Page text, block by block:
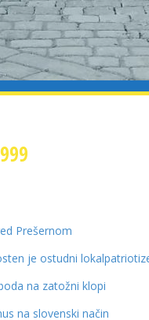
Prešernom
je ostudni
na zatožni klopi
na slovenski način